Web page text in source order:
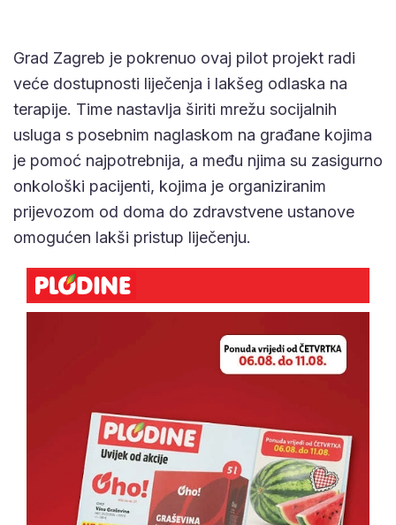
Grad Zagreb je pokrenuo ovaj pilot projekt radi
veće dostupnosti liječenja i lakšeg odlaska na
terapije. Time nastavlja širiti mrežu socijalnih
usluga s posebnim naglaskom na građane kojima
je pomoć najpotrebnija, a među njima su zasigurno
onkološki pacijenti, kojima je organiziranim
prijevozom od doma do zdravstvene ustanove
omogućen lakši pristup liječenju.